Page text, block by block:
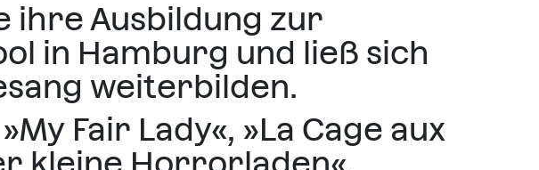
ihre Ausbildung zur
in Hamburg und ließ sich
weiterbilden.
Fair Lady«, »La Cage aux